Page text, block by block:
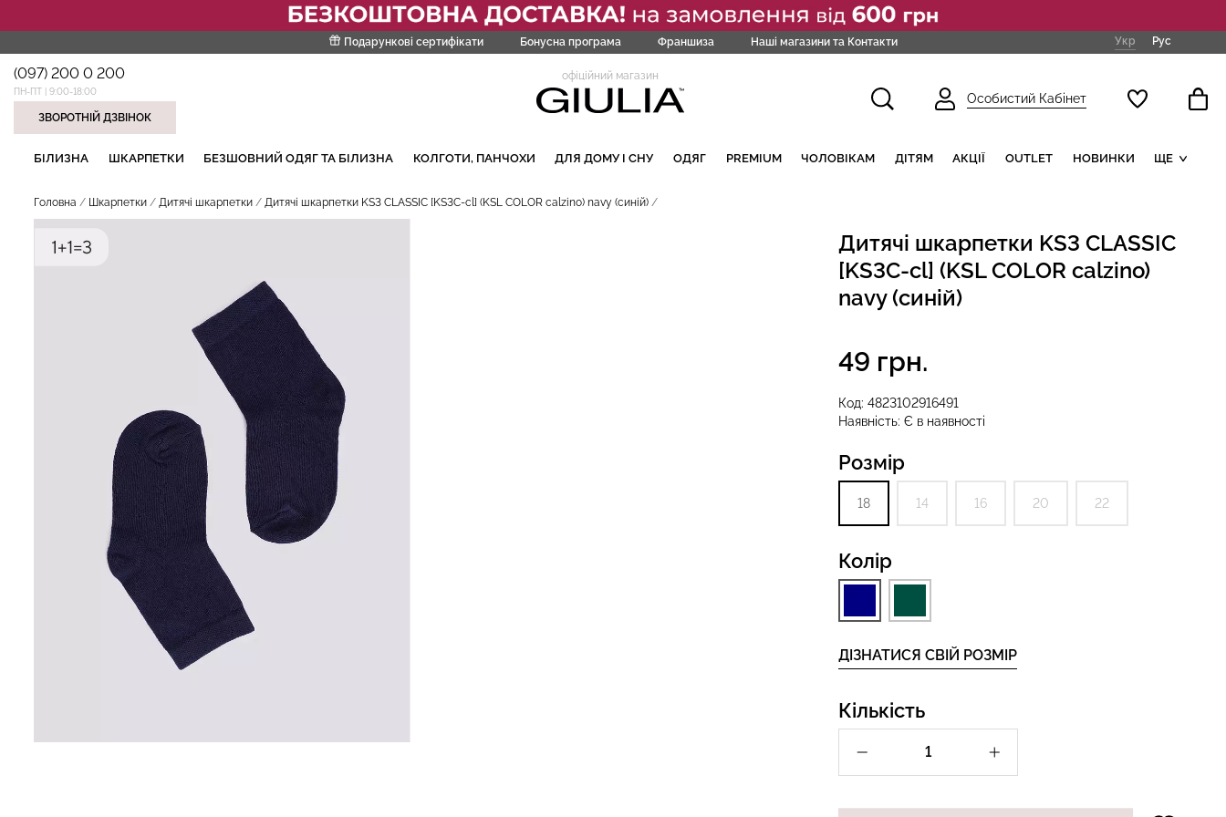
Подарункові сертифікати Бонусна програма Франшиза Наші магазини та Контакти Укр Рус
(097) 200 0 200
ПН-ПТ | 9:00-18:00
ЗВОРОТНІЙ ДЗВІНОК
офіційний магазин
Особистий Кабінет
БІЛИЗНА ШКАРПЕТКИ БЕЗШОВНИЙ ОДЯГ ТА БІЛИЗНА КОЛГОТИ, ПАНЧОХИ ДЛЯ ДОМУ І СНУ ОДЯГ PREMIUM ЧОЛОВІКАМ ДІТЯМ АКЦІЇ OUTLET НОВИНКИ ЩЕ
Головна Шкарпетки Дитячі шкарпетки Дитячі шкарпетки KS3 CLASSIC [KS3C-cl] (KSL COLOR calzino) navy (синій)
Дитячі шкарпетки KS3 CLASSIC
[KS3C-cl] (KSL COLOR calzino)
navy (синій)
Код: 4823102916491
Наявність: Є в наявності
49 грн.
Розмір
18 14 16 20 22
Колір
ДІЗНАТИСЯ СВІЙ РОЗМІР
Кількість
НАШІ ТРЕНДОВІ ТОВАРИ
Безшовні легінси з
мікрофібри LEGGINGS 02
(чорний) Giulia
552 грн.789 грн.
Безшовні легінси LEGGINGS
(чорний) Giulia
Велосипедки з високою
талією TRACKS 01 (чорний)
BRIEFS (чорний) Giulia